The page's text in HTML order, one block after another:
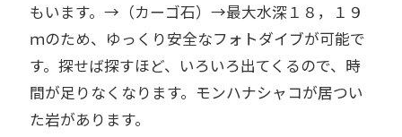
もいます。→（カーゴ石）→最大水深１８，１９
ｍのため、ゆっくり安全なフォトダイブが可能で
す。探せば探すほど、いろいろ出てくるので、時
間が足りなくなります。モンハナシャコが居つい
た岩があります。